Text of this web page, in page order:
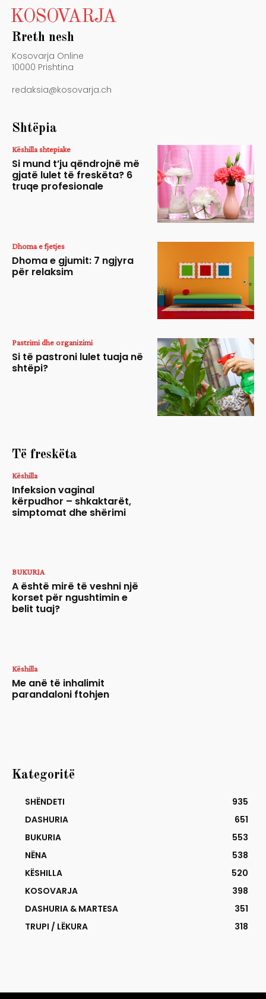
KOSOVARJA
Rreth nesh
Kosovarja Online
10000 Prishtina
redaksia@kosovarja.ch
Shtëpia
Këshilla shtepiake
Si mund t’ju qëndrojnë më
gjatë lulet të freskëta? 6
truqe profesionale
Dhoma e fjetjes
Dhoma e gjumit: 7 ngjyra
për relaksim
Pastrimi dhe organizimi
Si të pastroni lulet tuaja në
shtëpi?
Të freskëta
Këshilla
Infeksion vaginal
kërpudhor – shkaktarët,
simptomat dhe shërimi
BUKURIA
A është mirë të veshni një
korset për ngushtimin e
belit tuaj?
Këshilla
Me anë të inhalimit
parandaloni ftohjen
Kategoritë
SHËNDETI
935
DASHURIA
651
BUKURIA
553
NËNA
538
KËSHILLA
520
KOSOVARJA
398
DASHURIA & MARTESA
351
TRUPI / LËKURA
318